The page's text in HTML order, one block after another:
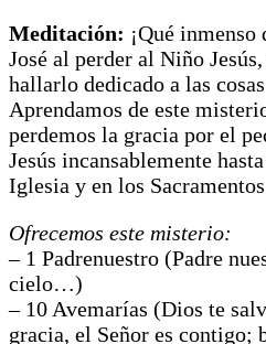
Meditación: ¡Qué
José al perder al Niño
hallarlo dedicado a las
Aprendamos de este
perdemos la gracia por el
Jesús incansablemente
Iglesia y en los
Ofrecemos este misterio:
– 1 Padrenuestro (Padre
cielo…)
– 10 Avemarías (Dios te
gracia, el Señor es contigo;